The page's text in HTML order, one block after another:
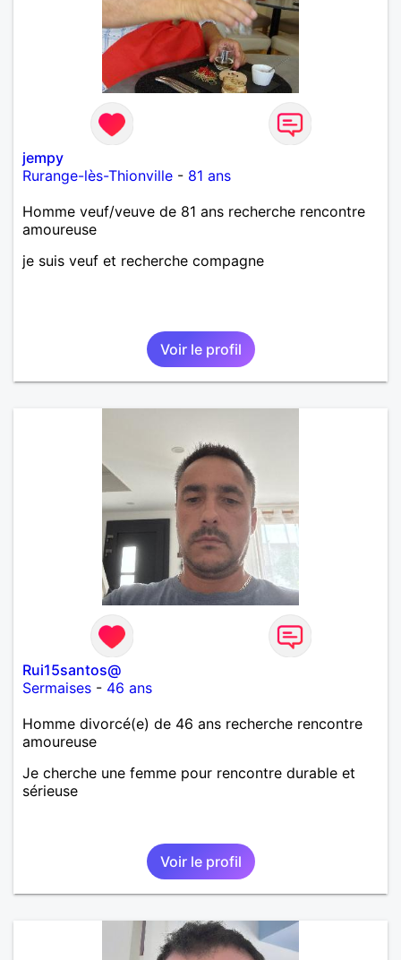
jempy
Rurange-lès-Thionville - 81 ans
Homme veuf/veuve de 81 ans recherche rencontre
amoureuse
je suis veuf et recherche compagne
Voir le profil
Rui15santos@
Sermaises - 46 ans
Homme divorcé(e) de 46 ans recherche rencontre
amoureuse
Je cherche une femme pour rencontre durable et
sérieuse
Voir le profil